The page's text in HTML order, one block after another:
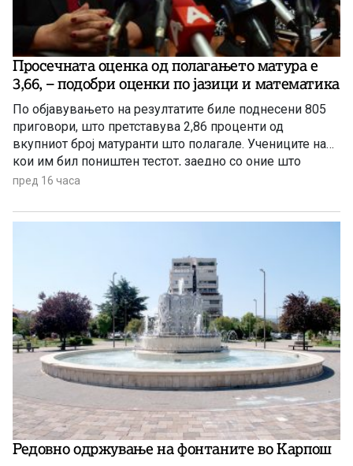
Просечната оценка од полагањето матура е
3,66, – подобри оценки по јазици и математика
По објавувањето на резултатите биле поднесени 805
приговори, што претставува 2,86 проценти од
вкупниот број матуранти што полагале. Учениците на
кои им бил поништен тестот, заедно со оние што
отсуствувале во јуни, ќе може да полагаат во
пред 16 часа
Редовно одржување на фонтаните во Карпош